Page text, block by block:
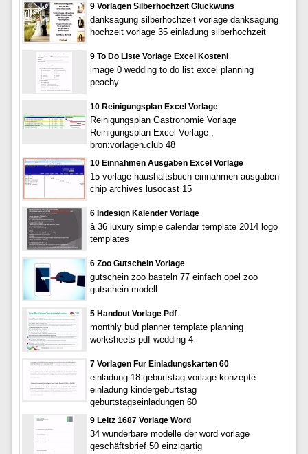
9 Vorlagen Silberhochzeit Gluckwuns
danksagung silberhochzeit vorlage danksagung
hochzeit vorlage 35 einladung silberhochzeit
9 To Do Liste Vorlage Excel Kostenl
image 0 wedding to do list excel planning
peachy
10 Reinigungsplan Excel Vorlage
Reinigungsplan Gastronomie Vorlage
Reinigungsplan Excel Vorlage ,
bron:vorlagen.club 48
10 Einnahmen Ausgaben Excel Vorlage
15 vorlage haushaltsbuch einnahmen ausgaben
chip archives lusocast 15
6 Indesign Kalender Vorlage
â 36 luxury simple calendar template 2014 logo
templates
6 Zoo Gutschein Vorlage
gutschein zoo basteln 77 einfach opel zoo
gutschein modell
5 Handout Vorlage Pdf
monthly bud planner template planning
worksheets pdf wedding 4
7 Vorlagen Fur Einladungskarten 60
einladung 18 geburtstag vorlage konzepte
einladung kindergeburtstag
geburtstagseinladungen 60
9 Leitz 1687 Vorlage Word
34 wunderbare modelle der word vorlage
geschäftsbrief 50 einzigartig